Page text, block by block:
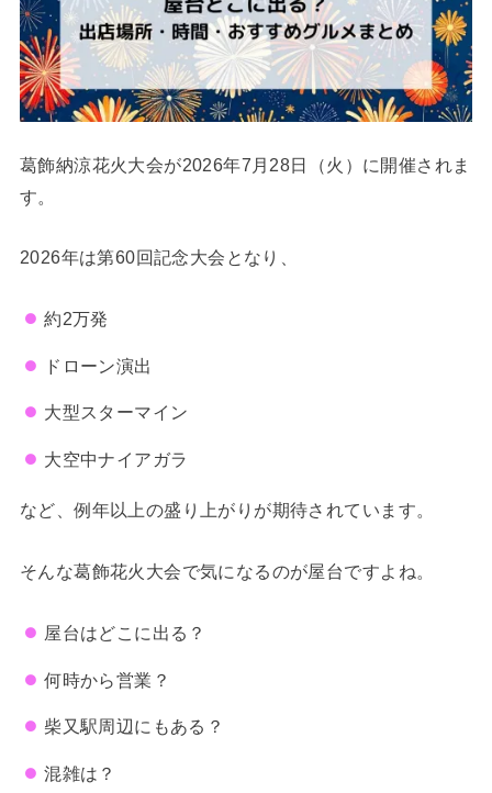
葛飾納涼花火大会が2026年7月28日（火）に開催されま
す。
2026年は第60回記念大会となり、
約2万発
ドローン演出
大型スターマイン
大空中ナイアガラ
など、例年以上の盛り上がりが期待されています。
そんな葛飾花火大会で気になるのが屋台ですよね。
屋台はどこに出る？
何時から営業？
柴又駅周辺にもある？
混雑は？